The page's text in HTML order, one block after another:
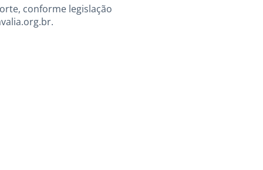
conforme legislação
.